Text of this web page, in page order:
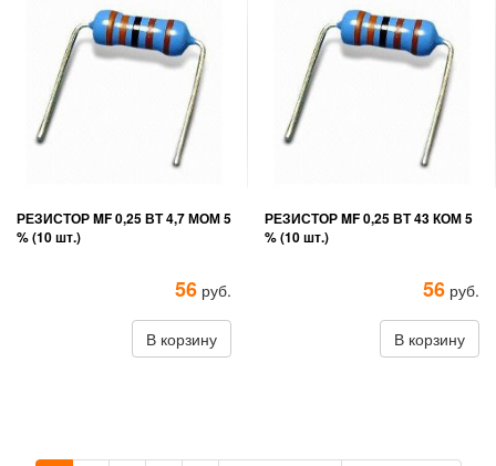
РЕЗИСТОР MF 0,25 ВТ 4,7 МОМ 5
% (10 шт.)
56 руб.
В корзину
РЕЗИСТОР MF 0,25 ВТ 43 КОМ 5
% (10 шт.)
56 руб.
В корзину